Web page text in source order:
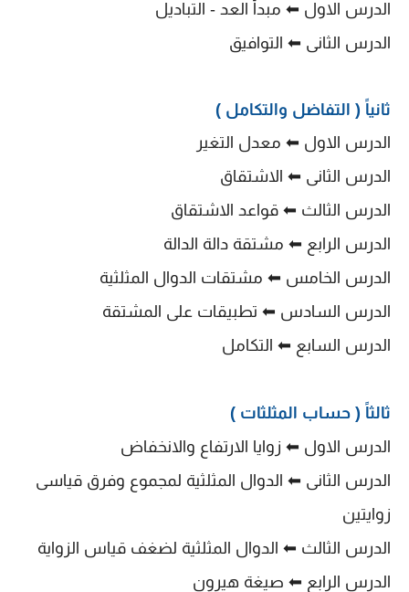
الدرس الاول ⬅ مبدأ العد - التباديل
الدرس الثانى ⬅ التوافيق
ثانياً ( التفاضل والتكامل )
الدرس الاول ⬅ معدل التغير
الدرس الثانى ⬅ الاشتقاق
الدرس الثالث ⬅ قواعد الاشتقاق
الدرس الرابع ⬅ مشتقة دالة الدالة
الدرس الخامس ⬅ مشتقات الدوال المثلثية
الدرس السادس ⬅ تطبيقات على المشتقة
الدرس السابع ⬅ التكامل
ثالثاً ( حساب المثلثات )
الدرس الاول ⬅ زوايا الارتفاع والانخفاض
الدرس الثانى ⬅ الدوال المثلثية لمجموع وفرق قياسى
زوايتين
الدرس الثالث ⬅ الدوال المثلثية لضغف قياس الزواية
الدرس الرابع ⬅ صيغة هيرون